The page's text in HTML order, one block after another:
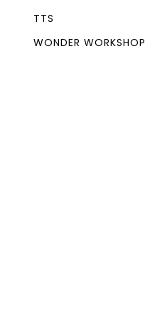
TTS
WONDER WORKSHOP